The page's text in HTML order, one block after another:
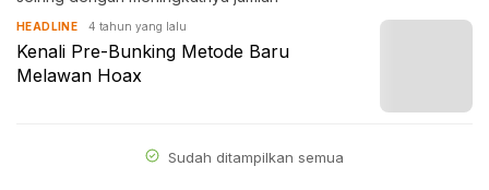
HEADLINE 4 tahun yang lalu
Kenali Pre-Bunking Metode Baru
Melawan Hoax
Sudah ditampilkan semua